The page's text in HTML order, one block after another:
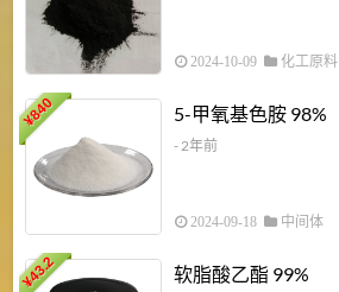
2024-10-09 化工原料
¥
840 5-甲氧基色胺 98%
- 2年前
2024-09-18 中间体
¥
43.2 软脂酸乙酯 99%